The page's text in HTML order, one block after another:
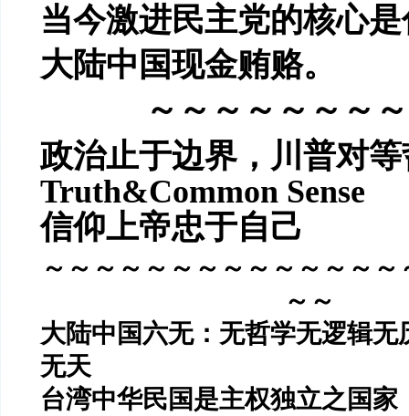
当今激进民主党的核心
大陆中国现金贿赂。
～～～～～～～
政治止于边界， 川普对
Truth&Common Sense
信仰上帝忠于自己
～～～～～～～～～～～～～
～～
大陆中国六无：无哲学无逻辑无
无天
台湾中华民国是主权独立之国家